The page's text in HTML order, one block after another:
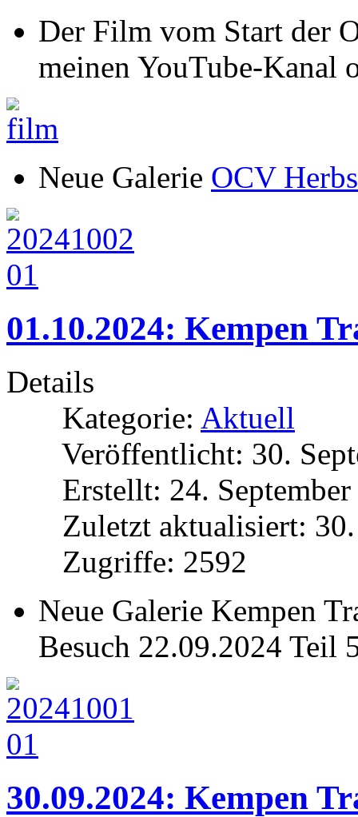
Der Film vom Start der
meinen YouTube-Kanal
Neue Galerie OCV
01.10.2024: Kempen
Details
Kategorie: Aktuell
Veröffentlicht: 30.
Erstellt: 24.
Zuletzt aktualisiert:
Zugriffe: 2592
Neue Galerie Kempen
Besuch 22.09.2024 Teil
30.09.2024: Kempen